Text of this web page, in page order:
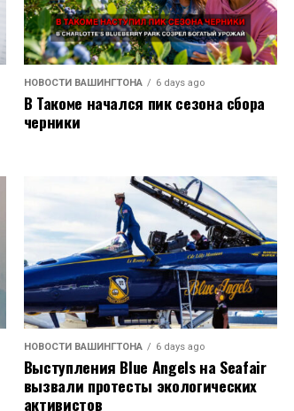
НОВОСТИ ВАШИНГТОНА 6 days ago
В Такоме начался пик сезона сбора
черники
НОВОСТИ ВАШИНГТОНА 6 days ago
Выступления Blue Angels на Seafair
вызвали протесты экологических
активистов